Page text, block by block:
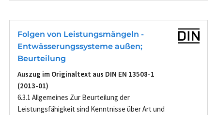
Folgen von Leistungsmängeln -
Entwässerungssysteme außen;
Beurteilung
Auszug im Originaltext aus DIN EN 13508-1
(2013-01)
6.3.1 Allgemeines Zur Beurteilung der
Leistungsfähigkeit sind Kenntnisse über Art und